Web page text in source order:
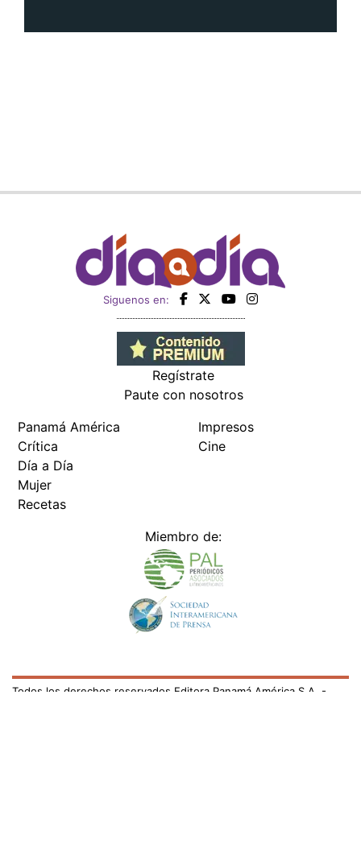
Siguenos en:
Regístrate
Paute con nosotros
Panamá América
Crítica
Día a Día
Mujer
Recetas
Impresos
Cine
Miembro de:
Todos los derechos reservados Editora Panamá América S.A. -